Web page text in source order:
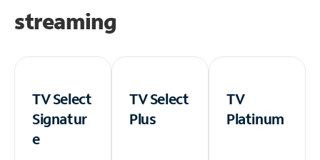
streaming
TV Select
Signatur
e
TV Select
Plus
TV
Platinum